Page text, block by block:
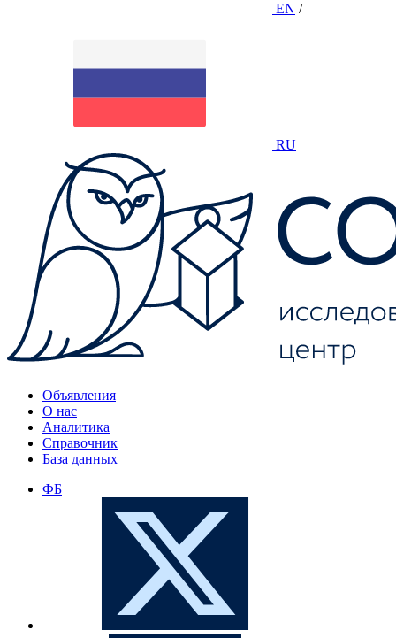
EN /
RU
Объявления
О нас
Аналитика
Справочник
База данных
ФБ